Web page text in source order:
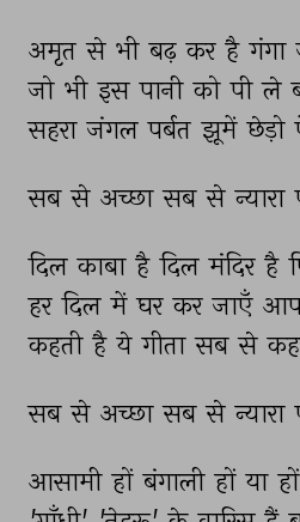
अमृत से भी बढ़ कर है गंगा
जो भी इस पानी को पी ले
सहरा जंगल पर्बत झूमें छेड़ो
सब से अच्छा सब से न्यारा
दिल काबा है दिल मंदिर है
हर दिल में घर कर जाएँ
कहती है ये गीता सब से
सब से अच्छा सब से न्यारा
आसामी हों बंगाली हों या हों